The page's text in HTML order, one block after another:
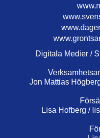
Digitala Medier /
Jon Mattias
Lisa Hofberg /